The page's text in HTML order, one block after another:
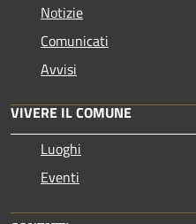
Notizie
Comunicati
Avvisi
VIVERE IL COMUNE
Luoghi
Eventi